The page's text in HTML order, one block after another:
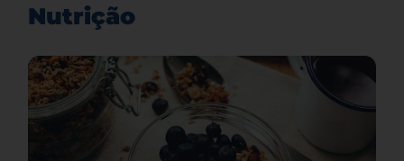
Nutrição